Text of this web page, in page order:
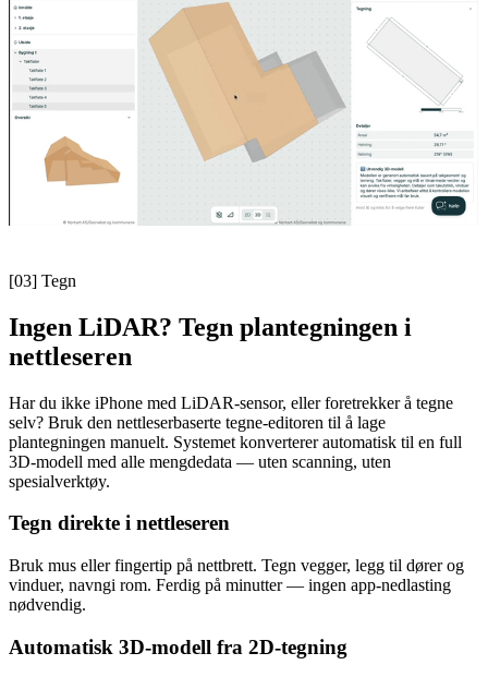
[03] Tegn
Ingen LiDAR? Tegn plantegningen i
nettleseren
Har du ikke iPhone med LiDAR-sensor, eller foretrekker å tegne
selv? Bruk den nettleserbaserte tegne-editoren til å lage
plantegningen manuelt. Systemet konverterer automatisk til en full
3D-modell med alle mengdedata — uten scanning, uten
spesialverktøy.
Tegn direkte i nettleseren
Bruk mus eller fingertip på nettbrett. Tegn vegger, legg til dører og
vinduer, navngi rom. Ferdig på minutter — ingen app-nedlasting
nødvendig.
Automatisk 3D-modell fra 2D-tegning